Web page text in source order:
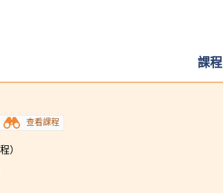
課程
查看課程
）